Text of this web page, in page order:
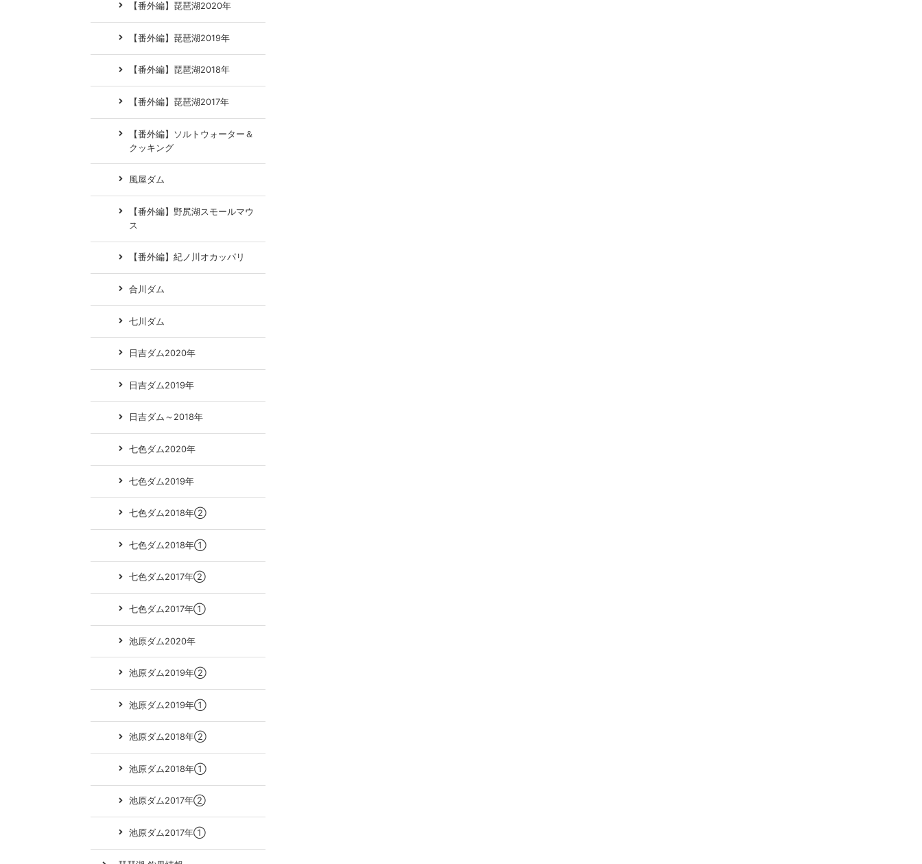
【番外編】琵琶湖2020年
【番外編】琵琶湖2019年
【番外編】琵琶湖2018年
【番外編】琵琶湖2017年
【番外編】ソルトウォーター＆
クッキング
風屋ダム
【番外編】野尻湖スモールマウ
ス
【番外編】紀ノ川オカッパリ
合川ダム
七川ダム
日吉ダム2020年
日吉ダム2019年
日吉ダム～2018年
七色ダム2020年
七色ダム2019年
七色ダム2018年②
七色ダム2018年①
七色ダム2017年②
七色ダム2017年①
池原ダム2020年
池原ダム2019年②
池原ダム2019年①
池原ダム2018年②
池原ダム2018年①
池原ダム2017年②
池原ダム2017年①